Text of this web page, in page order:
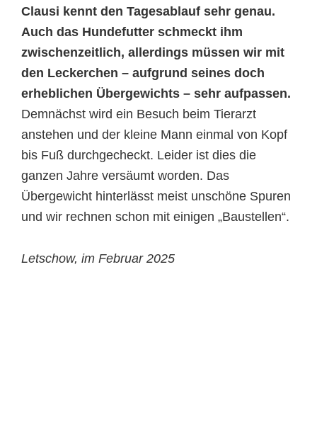
Clausi kennt den Tagesablauf sehr genau.
Auch das Hundefutter schmeckt ihm
zwischenzeitlich, allerdings müssen wir mit
den Leckerchen – aufgrund seines doch
erheblichen Übergewichts – sehr aufpassen.
Demnächst wird ein Besuch beim Tierarzt
anstehen und der kleine Mann einmal von Kopf
bis Fuß durchgecheckt. Leider ist dies die
ganzen Jahre versäumt worden. Das
Übergewicht hinterlässt meist unschöne Spuren
und wir rechnen schon mit einigen „Baustellen“.
Letschow, im Februar 2025